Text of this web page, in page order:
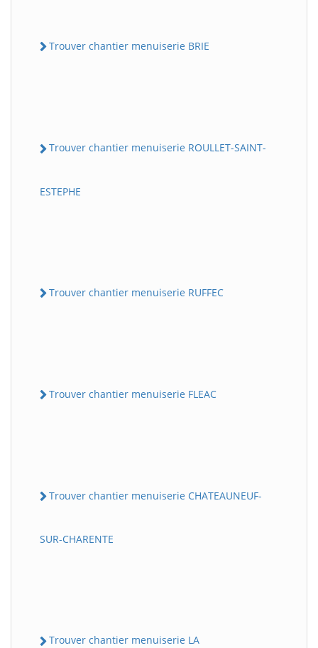
Trouver chantier menuiserie BRIE
Trouver chantier menuiserie ROULLET-SAINT-
ESTEPHE
Trouver chantier menuiserie RUFFEC
Trouver chantier menuiserie FLEAC
Trouver chantier menuiserie CHATEAUNEUF-
SUR-CHARENTE
Trouver chantier menuiserie LA